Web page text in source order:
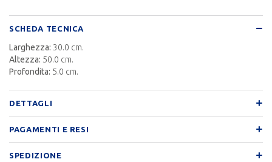
SCHEDA TECNICA
Larghezza: 30.0 cm.
Altezza: 50.0 cm.
Profondita: 5.0 cm.
DETTAGLI
PAGAMENTI E RESI
SPEDIZIONE